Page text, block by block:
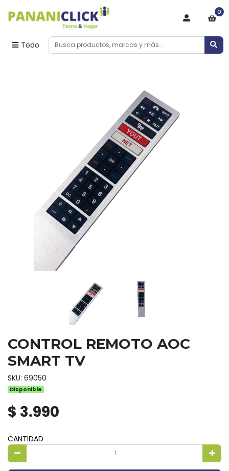
Todo
0
CONTROL REMOTO AOC
SMART TV
SKU: 69050
Disponible
$ 3.990
CANTIDAD